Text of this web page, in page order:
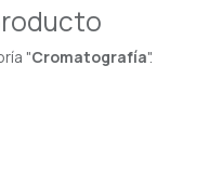
"Cromatografía".